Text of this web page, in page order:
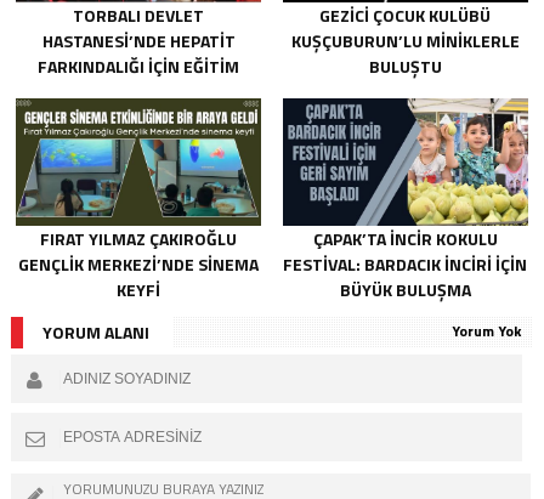
TORBALI DEVLET
HASTANESI’NDE HEPATIT
FARKINDALIĞI IÇIN EĞITIM
GEZICI ÇOCUK KULÜBÜ
KUŞÇUBURUN’LU MINIKLERLE
BULUŞTU
FIRAT YILMAZ ÇAKIROĞLU
GENÇLIK MERKEZI’NDE SINEMA
KEYFI
ÇAPAK’TA INCIR KOKULU
FESTIVAL: BARDACIK İNCIRI IÇIN
BÜYÜK BULUŞMA
YORUM ALANI
Yorum Yok